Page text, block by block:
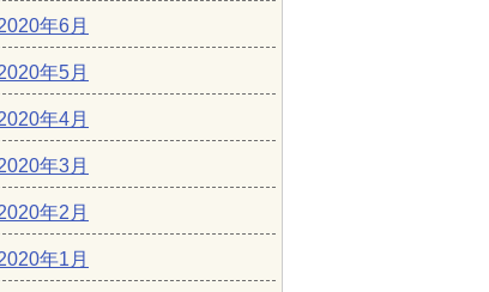
年6月
年5月
年4月
年3月
年2月
年1月